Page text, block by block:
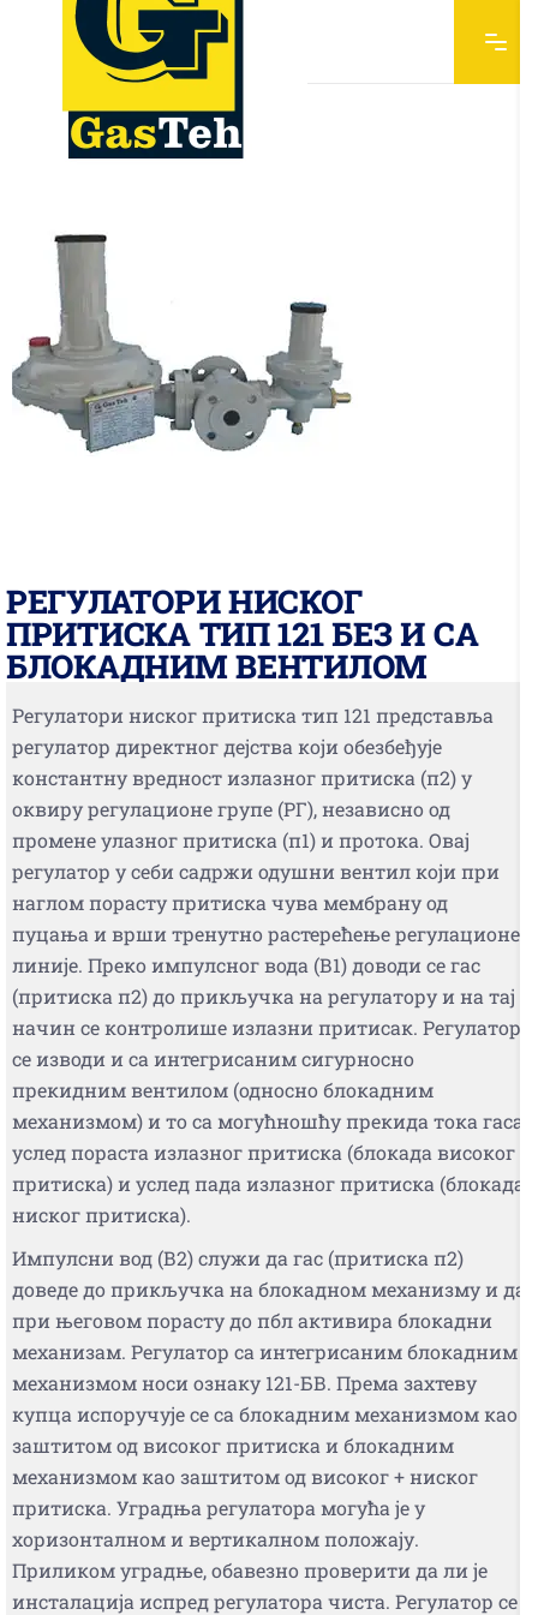
РЕГУЛАТОРИ НИСКОГ
ПРИТИСКА ТИП 121 БЕЗ И СА
БЛОКАДНИМ ВЕНТИЛОМ
Регулатори ниског притиска тип 121 представља
регулатор директног дејства који обезбеђује
константну вредност излазног притиска (п2) у
оквиру регулационе групе (РГ), независно од
промене улазног притиска (п1) и протока. Овај
регулатор у себи садржи одушни вентил који при
наглом порасту притиска чува мембрану од
пуцања и врши тренутно растерећење регулационе
линије. Преко импулсног вода (В1) доводи се гас
(притиска п2) до прикључка на регулатору и на тај
начин се контролише излазни притисак. Регулатор
се изводи и са интегрисаним сигурносно
прекидним вентилом (односно блокадним
механизмом) и то са могућношћу прекида тока гаса
услед пораста излазног притиска (блокада високог
притиска) и услед пада излазног притиска (блокада
ниског притиска).
Импулсни вод (В2) служи да гас (притиска п2)
доведе до прикључка на блокадном механизму и да
при његовом порасту до пбл активира блокадни
механизам. Регулатор са интегрисаним блокадним
механизмом носи ознаку 121-БВ. Према захтеву
купца испоручује се са блокадним механизмом као
заштитом од високог притиска и блокадним
механизмом као заштитом од високог + ниског
притиска. Уградња регулатора могућа је у
хоризонталном и вертикалном положају.
Приликом уградње, обавезно проверити да ли је
инсталација испред регулатора чиста. Регулатор се